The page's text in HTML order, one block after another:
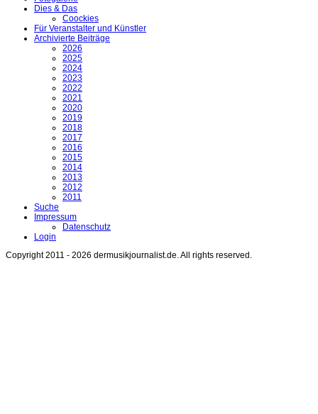
Dies & Das
Coockies
Für Veranstalter und Künstler
Archivierte Beiträge
2026
2025
2024
2023
2022
2021
2020
2019
2018
2017
2016
2015
2014
2013
2012
2011
Suche
Impressum
Datenschutz
Login
Copyright 2011 - 2026 dermusikjournalist.de. All rights reserved.